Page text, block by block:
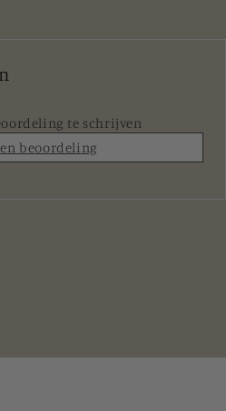
te schrijven
beoordeling